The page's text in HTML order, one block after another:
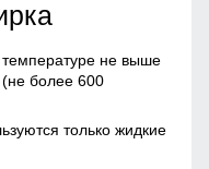
телефон, перчатки и
обойтись без
и защищены от
холодной погоды.41
Плащевка,
Экологичные
не выше
более 600
только жидкие